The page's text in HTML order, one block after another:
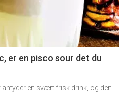
er en pisco sour det du
en svært frisk drink, og den